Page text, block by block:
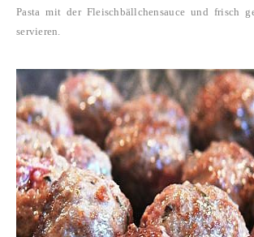
Pasta mit der Fleischbällchensauce und frisch
servieren.